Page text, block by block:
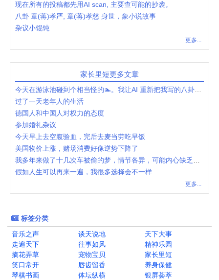
现在所有的投稿都先用AI scan, 主要查可能的抄袭。
八卦 章(蒋)孝严, 章(蒋)孝慈 身世，象小说故事
杂议小馄饨
更多...
家长里短更多文章
今天在游泳池碰到个相当怪的🏊。我让AI 重新把我写的八卦了一下。
过了一天老年人的生活
德国人和中国人对权力的态度
参加婚礼杂议
今天早上去空腹验血，完后去麦当劳吃早饭
美国物价上涨，赌场消费好像逆势下降了
我多年来做了十几次车被偷的梦，情节各异，可能内心缺乏安全感
假如人生可以再来一遍，我很多选择会不一样
更多...
标签分类
音乐之声
谈天说地
天下大事
走遍天下
往事如风
精神乐园
摘花弄草
宠物宝贝
家长里短
笑口常开
唇齿留香
养身保健
琴棋书画
体坛纵横
银屏荟萃